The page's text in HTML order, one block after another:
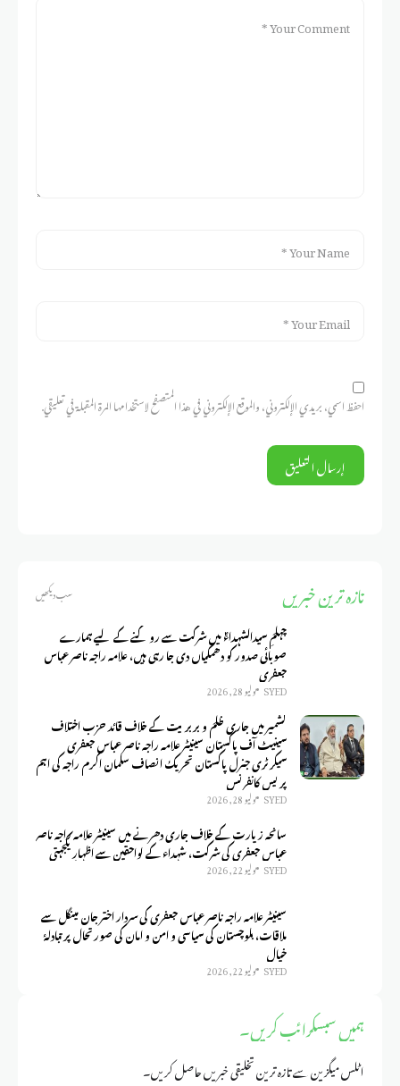
احفظ اسمي، بريدي الإلكتروني، والموقع الإلكتروني في هذا المتصفح لاستخدامها المرة المقبلة في تعليقي.
تازہ ترین خبریں سب دیکھیں
چہلمِ سیدالشہداءؑ میں شرکت سے روکنے کے لیے ہمارے
صوبائی صدور کو دھمکیاں دی جا رہی ہیں، علامہ راجہ ناصر عباس
جعفری
SYED يوليو 28, 2026
کشمیر میں جاری ظلم و بربریت کے خلاف قائد حزب اختلاف
سینیٹ آف پاکستان سینیٹر علامہ راجہ ناصر عباس جعفری
سیکرٹری جنرل پاکستان تحریک انصاف سلمان اکرم راجہ کی اہم
پریس کانفرنس
SYED يوليو 28, 2026
سانحہ زیارت کے خلاف جاری دھرنے میں سینیٹر علامہ راجہ ناصر
عباس جعفری کی شرکت، شہداء کے لواحقین سے اظہارِ یکجہتی
SYED يوليو 22, 2026
سینیٹر علامہ راجہ ناصر عباس جعفری کی سردار اختر جان مینگل سے
ملاقات، بلوچستان کی سیاسی و امن و امان کی صورتحال پر تبادلۂ
خیال
SYED يوليو 22, 2026
ہمیں سبسکرائب کریں۔
اٹلس میگزین سے تازہ ترین تخلیقی خبریں حاصل کریں۔